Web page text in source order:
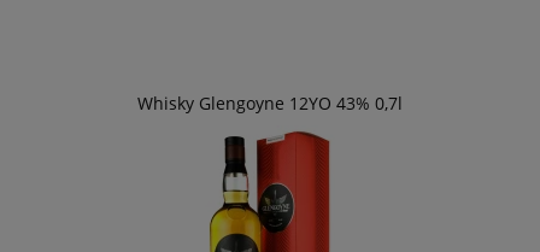
Whisky Glengoyne 12YO 43% 0,7l